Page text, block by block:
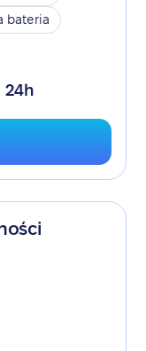
bateria
24h